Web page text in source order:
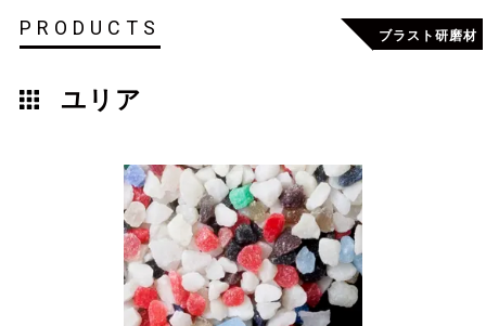
PRODUCTS
ユリア
ブラスト研磨材